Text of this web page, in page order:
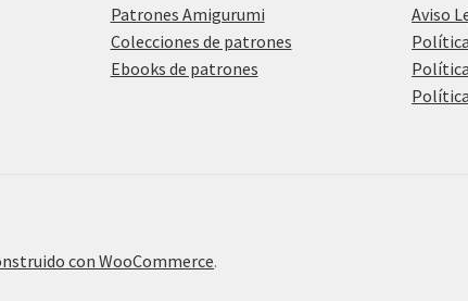
Patrones Amigurumi
Colecciones de patrones
Ebooks de patrones
Aviso
con WooCommerce.